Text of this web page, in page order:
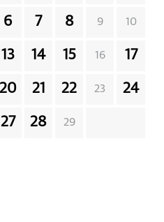
6 7 8 9 10
13 14 15 16 17
20 21 22 23 24
27 28 29